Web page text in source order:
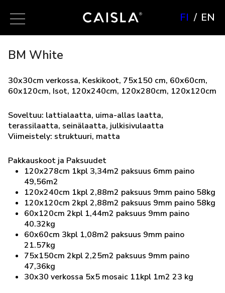
FI EN
BM White
30x30cm verkossa, Keskikoot, 75x150 cm, 60x60cm,
60x120cm, Isot, 120x240cm, 120x280cm, 120x120cm
Soveltuu: lattialaatta, uima-allas laatta,
terassilaatta, seinälaatta, julkisivulaatta
Viimeistely: struktuuri, matta
Pakkauskoot ja Paksuudet
120x278cm 1kpl 3,34m2 paksuus 6mm paino
49,56m2
120x240cm 1kpl 2,88m2 paksuus 9mm paino 58kg
120x120cm 2kpl 2,88m2 paksuus 9mm paino 58kg
60x120cm 2kpl 1,44m2 paksuus 9mm paino
40.32kg
60x60cm 3kpl 1,08m2 paksuus 9mm paino
21.57kg
75x150cm 2kpl 2,25m2 paksuus 9mm paino
47,36kg
30x30 verkossa 5x5 mosaic 11kpl 1m2 23 kg